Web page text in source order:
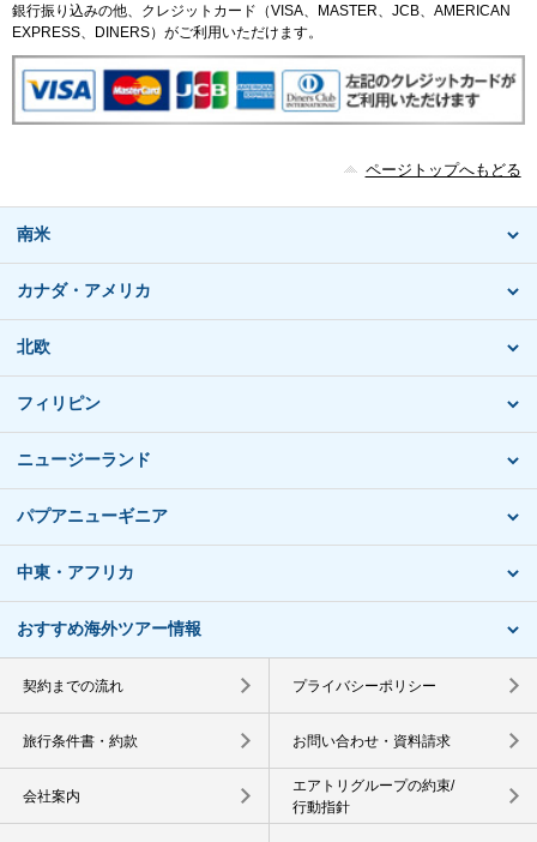
銀行振り込みの他、クレジットカード（VISA、MASTER、JCB、AMERICAN
EXPRESS、DINERS）がご利用いただけます。
ページトップへもどる
南米
カナダ・アメリカ
北欧
フィリピン
ニュージーランド
パプアニューギニア
中東・アフリカ
おすすめ海外ツアー情報
契約までの流れ プライバシーポリシー
旅行条件書・約款 お問い合わせ・資料請求
会社案内
エアトリグループの約束/
行動指針